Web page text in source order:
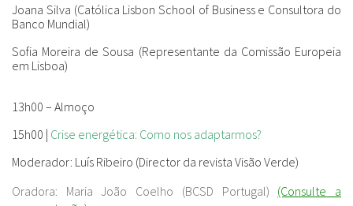
Joana Silva (Católica Lisbon School of Business e Consultora do
Banco Mundial)
Sofia Moreira de Sousa (Representante da Comissão Europeia
em Lisboa)
13h00 – Almoço
15h00 | Crise energética: Como nos adaptarmos?
Moderador: Luís Ribeiro (Director da revista Visão Verde)
Oradora: Maria João Coelho (BCSD Portugal) (Consulte a